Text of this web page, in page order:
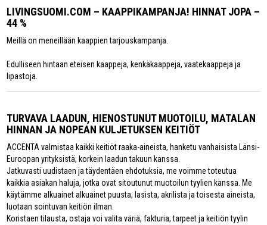
LIVINGSUOMI.COM – KAAPPIKAMPANJA! HINNAT JOPA –
44 %
Meillä on meneillään kaappien tarjouskampanja.
Edulliseen hintaan eteisen kaappeja, kenkäkaappeja, vaatekaappeja ja
lipastoja.
TURVAVA LAADUN, HIENOSTUNUT MUOTOILU, MATALAN
HINNAN JA NOPEAN KULJETUKSEN KEITIÖT
ACCENTA valmistaa kaikki keitiöt raaka-aineista, hanketu vanhaisista Länsi-
Euroopan yrityksistä, korkein laadun takuun kanssa.
Jatkuvasti uudistaen ja täydentäen ehdotuksia, me voimme toteutua
kaikkia asiakan haluja, jotka ovat sitoutunut muotoilun tyylien kanssa. Me
käytämme alkuainet alkuainet puusta, lasista, akrilista ja toisesta aineista,
luotaan sointuvan keitiön ilman.
Koristaen tilausta, ostaja voi valita väriä, fakturia, tarpeet ja keitiön tyylin